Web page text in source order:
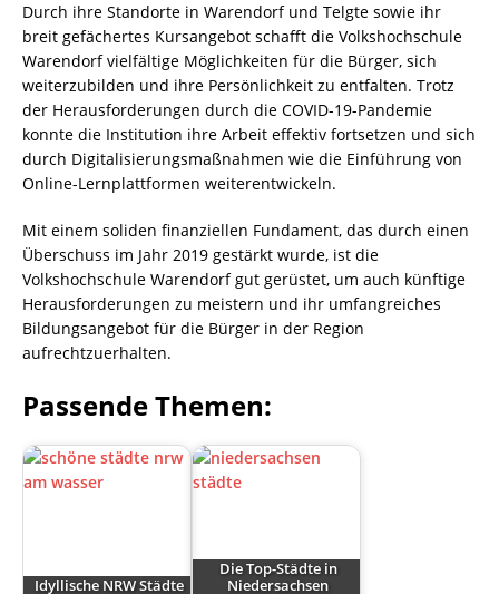
Durch ihre Standorte in Warendorf und Telgte sowie ihr
breit gefächertes Kursangebot schafft die Volkshochschule
Warendorf vielfältige Möglichkeiten für die Bürger, sich
weiterzubilden und ihre Persönlichkeit zu entfalten. Trotz
der Herausforderungen durch die COVID-19-Pandemie
konnte die Institution ihre Arbeit effektiv fortsetzen und sich
durch Digitalisierungsmaßnahmen wie die Einführung von
Online-Lernplattformen weiterentwickeln.
Mit einem soliden finanziellen Fundament, das durch einen
Überschuss im Jahr 2019 gestärkt wurde, ist die
Volkshochschule Warendorf gut gerüstet, um auch künftige
Herausforderungen zu meistern und ihr umfangreiches
Bildungsangebot für die Bürger in der Region
aufrechtzuerhalten.
Passende Themen:
Idyllische NRW Städte
Die Top-Städte in
Niedersachsen